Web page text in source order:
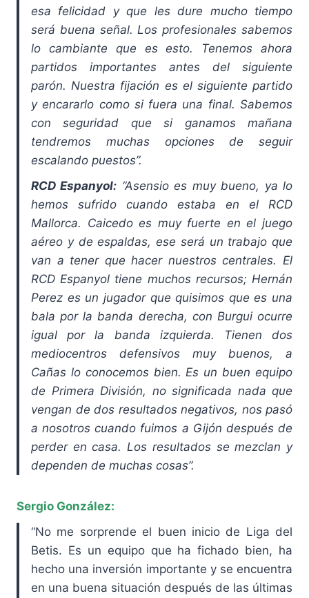
esa felicidad y que les dure mucho tiempo
será buena señal. Los profesionales sabemos
lo cambiante que es esto. Tenemos ahora
partidos importantes antes del siguiente
parón. Nuestra fijación es el siguiente partido
y encararlo como si fuera una final. Sabemos
con seguridad que si ganamos mañana
tendremos muchas opciones de seguir
escalando puestos”.
RCD Espanyol: “Asensio es muy bueno, ya lo
hemos sufrido cuando estaba en el RCD
Mallorca. Caicedo es muy fuerte en el juego
aéreo y de espaldas, ese será un trabajo que
van a tener que hacer nuestros centrales. El
RCD Espanyol tiene muchos recursos; Hernán
Perez es un jugador que quisimos que es una
bala por la banda derecha, con Burgui ocurre
igual por la banda izquierda. Tienen dos
mediocentros defensivos muy buenos, a
Cañas lo conocemos bien. Es un buen equipo
de Primera División, no significada nada que
vengan de dos resultados negativos, nos pasó
a nosotros cuando fuimos a Gijón después de
perder en casa. Los resultados se mezclan y
dependen de muchas cosas”.
Sergio González:
“No me sorprende el buen inicio de Liga del
Betis. Es un equipo que ha fichado bien, ha
hecho una inversión importante y se encuentra
en una buena situación después de las últimas